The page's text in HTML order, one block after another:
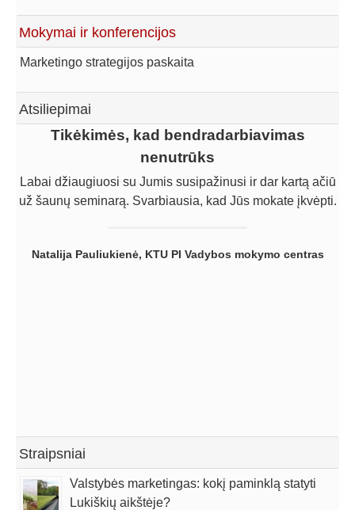
Mokymai ir konferencijos
Marketingo strategijos paskaita
Atsiliepimai
Tikėkimės, kad bendradarbiavimas
nenutrūks
Labai džiaugiuosi su Jumis susipažinusi ir dar kartą ačiū
už šaunų seminarą. Svarbiausia, kad Jūs mokate įkvėpti.
Natalija Pauliukienė, KTU PI Vadybos mokymo centras
Straipsniai
Valstybės marketingas: kokį paminklą statyti
Lukiškių aikštėje?